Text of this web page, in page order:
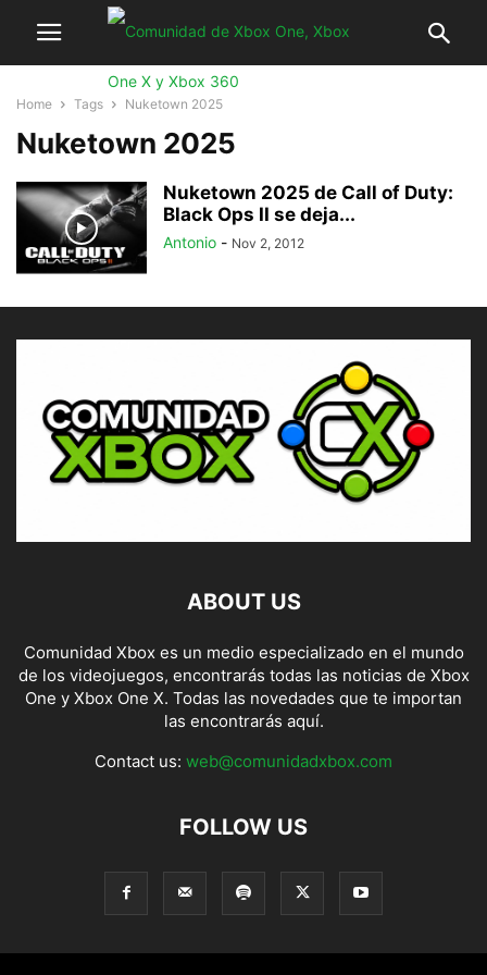
Home Tags Nuketown 2025
Nuketown 2025
Nuketown 2025 de Call of Duty:
Black Ops II se deja...
Antonio - Nov 2, 2012
ABOUT US
Comunidad Xbox es un medio especializado en el mundo
de los videojuegos, encontrarás todas las noticias de Xbox
One y Xbox One X. Todas las novedades que te importan
las encontrarás aquí.
Contact us: web@comunidadxbox.com
FOLLOW US